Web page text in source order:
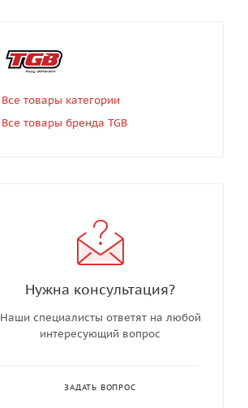
Все товары категории
Все товары бренда TGB
Нужна консультация?
Наши специалисты ответят на любой
интересующий вопрос
ЗАДАТЬ ВОПРОС